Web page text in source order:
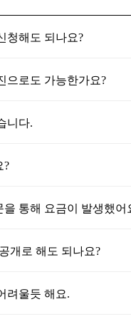
청해도 되나요?
으로도 가능한가요?
니다.
?
통해 요금이 발생했어
개로 해도 되나요?
려울듯 해요.